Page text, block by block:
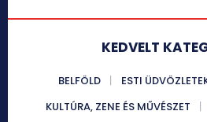
KEDVELT
BELFÖLD ESTI
KULTÚRA, ZENE ÉS MŰVÉSZET